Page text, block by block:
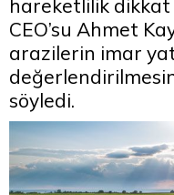
hareketlilik dikkat
CEO’su Ahmet
arazilerin imar
söyledi.